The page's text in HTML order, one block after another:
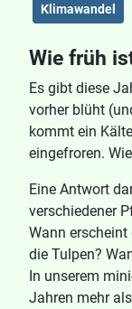
Klimawandel
Wie früh
Es gibt diese
vorher blüht
kommt ein
eingefroren.
Eine Antwort
verschiedener
Wann erscheint
die Tulpen?
In unserem
Jahren mehr